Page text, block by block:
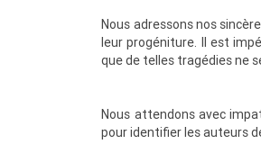
Nous adressons nos
leur progéniture. Il est
que de telles tragédies ne
Nous attendons avec
pour identifier les auteurs